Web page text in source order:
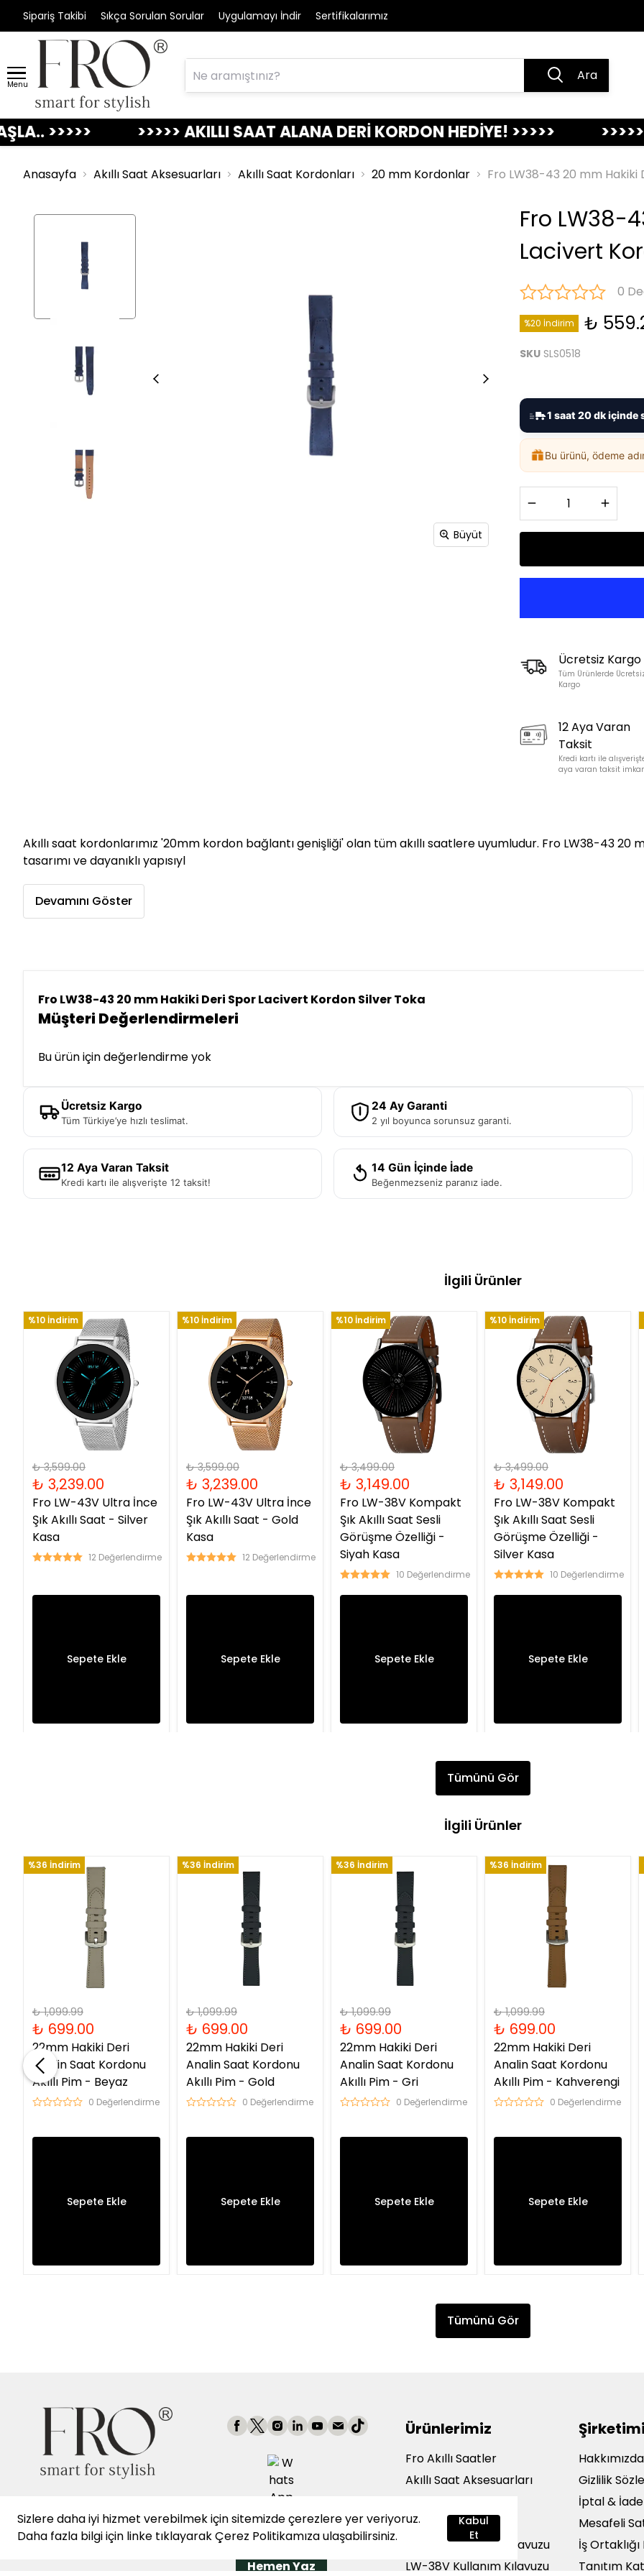
Sipariş Takibi Sıkça Sorulan Sorular Uygulamayı İndir Sertifikalarımız
Menu
Ara
>>>>> AKILLI SAAT ALANA DERİ KORDON HEDİYE! >>>>> >>>>>
Sizlere daha iyi hizmet verebilmek için sitemizde çerezlere yer veriyoruz.
Daha fazla bilgi için linke tıklayarakÇerez Politikamızaulaşabilirsiniz.
Kabul
Et
Anasayfa Akıllı Saat Aksesuarları Akıllı Saat Kordonları 20 mm Kordonlar Fro LW38-43 20 mm
Büyüt
Fro LW38-
Lacivert
0
%20 İndirim ₺
SKU SLS0518
1 saat 20 dk içinde
Bu ürünü, ödeme
Ücretsiz Kargo
Tüm Ürünlerde
Kargo
12 Aya Varan
Taksit
Kredi kartı ile
aya varan taksit
Akıllı saat kordonlarımız '20mm kordon bağlantı genişliği' olan tüm akıllı saatlere uyumludur. Fro LW38-43
tasarımı ve dayanıklı yapısıyl
Devamını Göster
Fro LW38-43 20 mm Hakiki Deri Spor Lacivert Kordon Silver Toka
Müşteri Değerlendirmeleri
Bu ürün için değerlendirme yok
Ücretsiz Kargo
Tüm Türkiye’ye hızlı teslimat.
24 Ay Garanti
2 yıl boyunca sorunsuz garanti.
12 Aya Varan Taksit
Kredi kartı ile alışverişte 12 taksit!
14 Gün İçinde İade
Beğenmezseniz paranız iade.
İlgili Ürünler
%10 İndirim
₺ 3,599.00
₺ 3,239.00
Fro LW-43V Ultra İnce
Şık Akıllı Saat - Silver
Kasa
12 Değerlendirme
Sepete Ekle
%10 İndirim
₺ 3,599.00
₺ 3,239.00
Fro LW-43V Ultra İnce
Şık Akıllı Saat - Gold
Kasa
12 Değerlendirme
Sepete Ekle
%10 İndirim
₺ 3,499.00
₺ 3,149.00
Fro LW-38V Kompakt
Şık Akıllı Saat Sesli
Görüşme Özelliği -
Siyah Kasa
10 Değerlendirme
Sepete Ekle
%10 İndirim
₺ 3,499.00
₺ 3,149.00
Fro LW-38V Kompakt
Şık Akıllı Saat Sesli
Görüşme Özelliği -
Silver Kasa
10 Değerlendirme
Sepete Ekle
Tümünü Gör
İlgili Ürünler
%36 İndirim
₺ 1,099.99
₺ 699.00
22mm Hakiki Deri
Analin Saat Kordonu
Akıllı Pim - Beyaz
0 Değerlendirme
Sepete Ekle
%36 İndirim
₺ 1,099.99
₺ 699.00
22mm Hakiki Deri
Analin Saat Kordonu
Akıllı Pim - Gold
0 Değerlendirme
Sepete Ekle
%36 İndirim
₺ 1,099.99
₺ 699.00
22mm Hakiki Deri
Analin Saat Kordonu
Akıllı Pim - Gri
0 Değerlendirme
Sepete Ekle
%36 İndirim
₺ 1,099.99
₺ 699.00
22mm Hakiki Deri
Analin Saat Kordonu
Akıllı Pim - Kahverengi
0 Değerlendirme
Sepete Ekle
Tümünü Gör
👩‍💼 WhatsApp Müşteri
Hizmetleri
Hemen Yaz
Ürünlerimiz
Fro Akıllı Saatler
Akıllı Saat Aksesuarları
Siparişlerim
LW-43V Kullanım Kılavuzu
LW-38V Kullanım Kılavuzu
Hakkımızda
Gizlilik
İptal &
Mesafeli
İş
Tanıtım